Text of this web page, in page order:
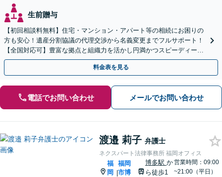
生前贈与
【初回相談料無料】住宅・マンション・アパート等の相続にお困りの
方も安心！遺産分割協議の代理交渉から名義変更までフルサポート！
【全国対応可】豊富な拠点と組織力を活かし円満かつスピーディーに
相続手続きをお手伝いします【取扱い実績2000件以上】
料金表を見る
電話でお問い合わせ メールでお問い合わせ
渡邉 莉子 弁護士
ネクスパート法律事務所 福岡オフィス
福
岡 |
福岡
市博
博多駅 か
ら徒歩1
営業時間：09:00
~21:00（平日）